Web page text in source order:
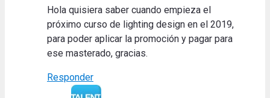
Hola quisiera saber cuando empieza el
próximo curso de lighting design en el 2019,
para poder aplicar la promoción y pagar para
ese masterado, gracias.
Responder